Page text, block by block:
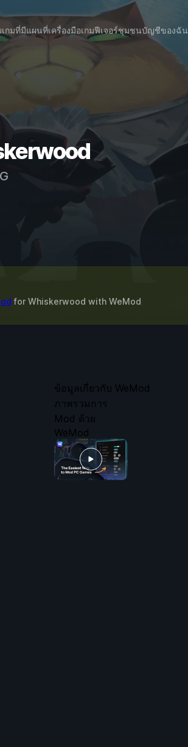
เกมที่มีแผนที่เครื่องมือเกมฟีเจอร์ชุมชนบัญชีของฉัน
for Whiskerwood with WeMod
ข้อมูลเกี่ยวกับ WeMod
ภาพรวมการ
Mod ด้วย
WeMod